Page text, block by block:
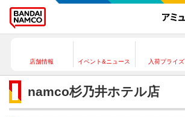
店舗情報 イベント&ニュース 入荷プライズ
namco杉乃井ホテル店